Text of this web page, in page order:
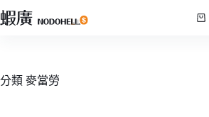
跳
至
內
分類 麥當勞